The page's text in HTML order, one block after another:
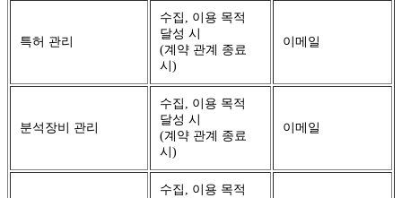
특허 관리
수집, 이용 목적
달성 시
(계약 관계 종료
시)
이메일
분석장비 관리
수집, 이용 목적
달성 시
(계약 관계 종료
시)
이메일
수집, 이용 목적